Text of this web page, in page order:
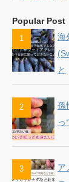
Popular Post
海
と
孫
っ
ア